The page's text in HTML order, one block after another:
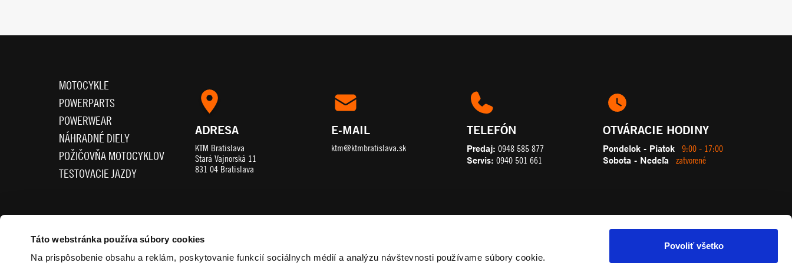
Táto webstránka používa súbory cookies
Na prispôsobenie obsahu a reklám, poskytovanie funkcií sociálnych médií a analýzu návštevnosti používame súbory cookie.
Povoliť všetko
MOTOCYKLE
POWERPARTS
POWERWEAR
NÁHRADNÉ DIELY
POŽIČOVŇA MOTOCYKLOV
TESTOVACIE JAZDY
ADRESA
KTM Bratislava
Stará Vajnorská 11
831 04 Bratislava
E-MAIL
ktm@ktmbratislava.sk
TELEFÓN
Predaj: 0948 585 877
Servis: 0940 501 661
OTVÁRACIE HODINY
Pondelok - Piatok 9:00 - 17:00
Sobota - Nedeľa zatvorené